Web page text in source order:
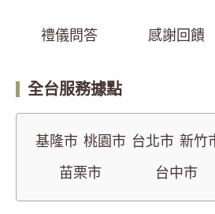
禮儀問答 感謝回饋
全台服務據點
基隆市 桃園市
苗栗市
台北市 新竹
台中市